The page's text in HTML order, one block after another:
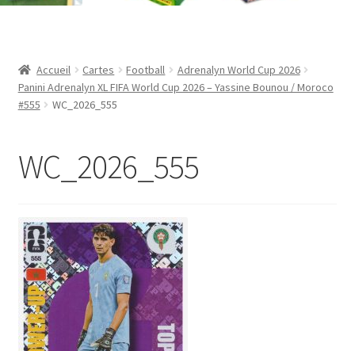
Mon compte
Page d’exemple
Accueil Cartes Football
Adrenalyn World Cup 2026
Panini Adrenalyn XL FIFA World Cup 2026 – Yassine Bounou / Moroco
#555
WC_2026_555
WC_2026_555